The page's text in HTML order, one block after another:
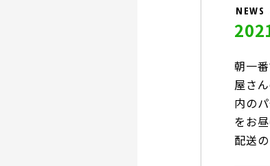
NEWS
朝一
屋さ
内の
をお
配送